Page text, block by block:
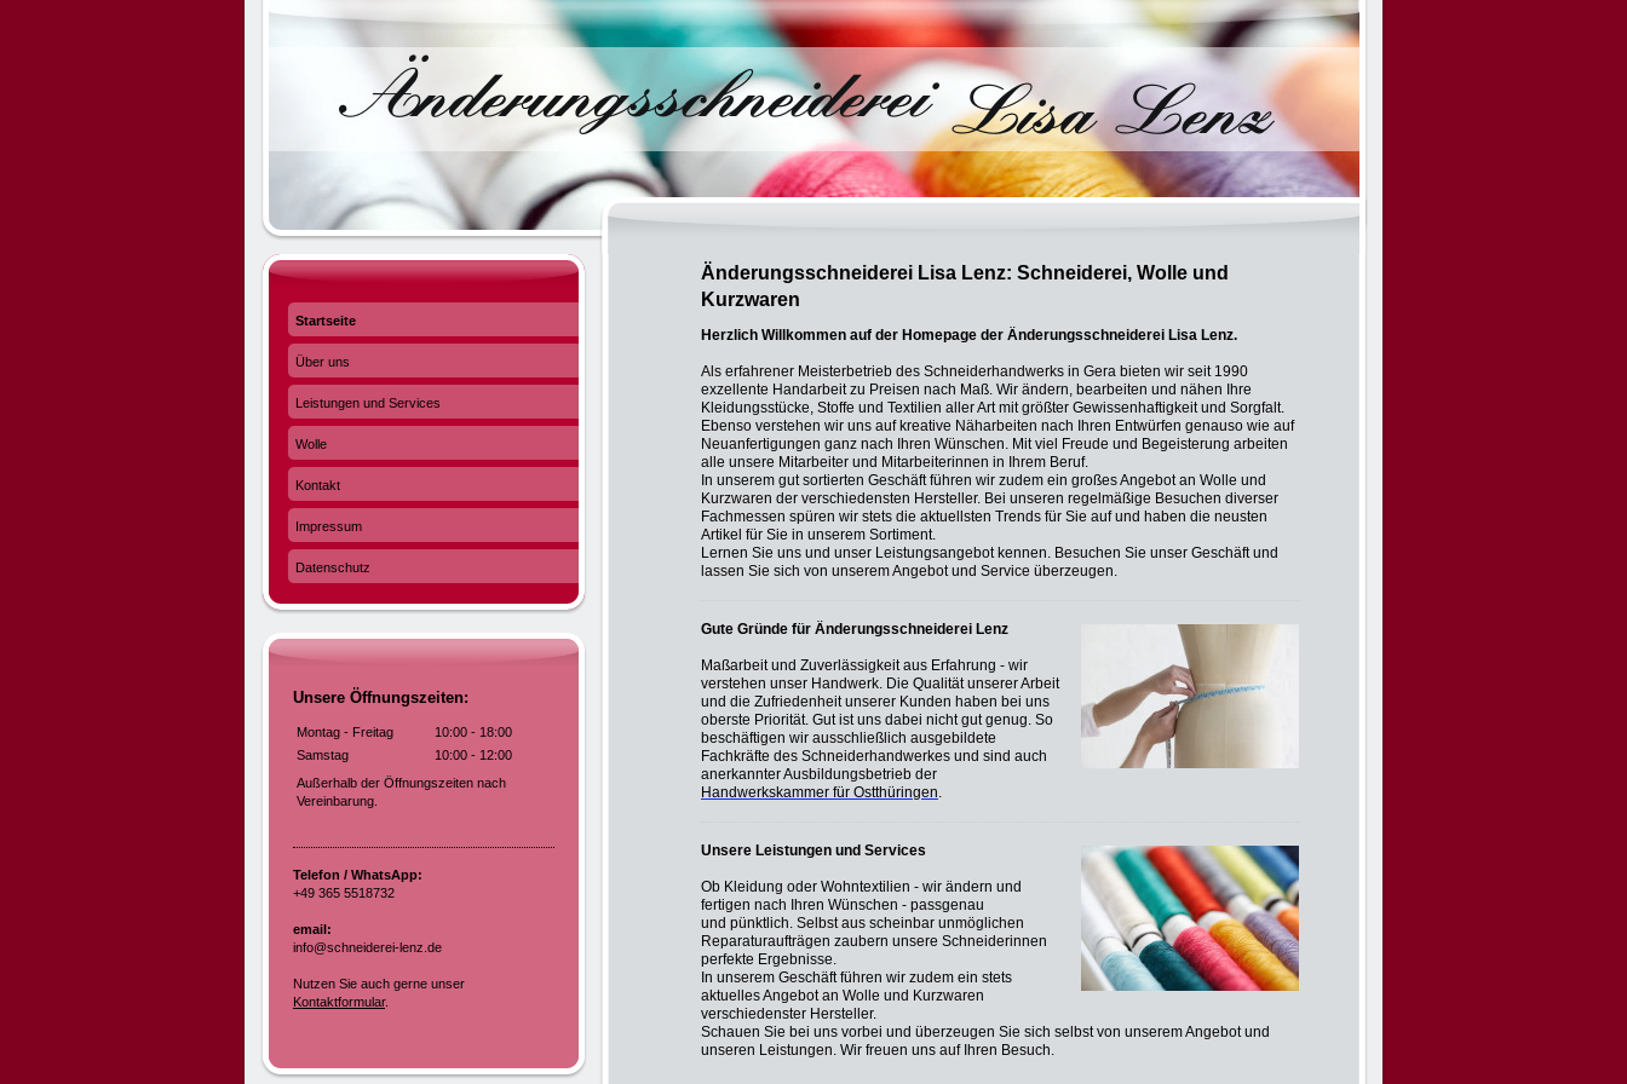
Änderungsschneiderei Lisa Lenz: Schneiderei, Wolle und
Kurzwaren
Herzlich Willkommen auf der Homepage der Änderungsschneiderei Lisa Lenz.
Als erfahrener Meisterbetrieb des Schneiderhandwerks in Gera bieten wir seit 1990
exzellente Handarbeit zu Preisen nach Maß. Wir ändern, bearbeiten und nähen Ihre
Kleidungsstücke, Stoffe und Textilien aller Art mit größter Gewissenhaftigkeit und Sorgfalt.
Ebenso verstehen wir uns auf kreative Näharbeiten nach Ihren Entwürfen genauso wie auf
Neuanfertigungen ganz nach Ihren Wünschen. Mit viel Freude und Begeisterung arbeiten
alle unsere Mitarbeiter und Mitarbeiterinnen in Ihrem Beruf.
In unserem gut sortierten Geschäft führen wir zudem ein großes Angebot an Wolle und
Kurzwaren der verschiedensten Hersteller. Bei unseren regelmäßige Besuchen diverser
Fachmessen spüren wir stets die aktuellsten Trends für Sie auf und haben die neusten
Artikel für Sie in unserem Sortiment.
Lernen Sie uns und unser Leistungsangebot kennen. Besuchen Sie unser Geschäft und
lassen Sie sich von unserem Angebot und Service überzeugen.
Gute Gründe für Änderungsschneiderei Lenz
Maßarbeit und Zuverlässigkeit aus Erfahrung - wir
verstehen unser Handwerk. Die Qualität unserer Arbeit
und die Zufriedenheit unserer Kunden haben bei uns
oberste Priorität. Gut ist uns dabei nicht gut genug. So
beschäftigen wir ausschließlich ausgebildete
Fachkräfte des Schneiderhandwerkes und sind auch
anerkannter Ausbildungsbetrieb der
Handwerkskammer für Ostthüringen.
Unsere Leistungen und Services
Ob Kleidung oder Wohntextilien - wir ändern und
fertigen nach Ihren Wünschen - passgenau
und pünktlich. Selbst aus scheinbar unmöglichen
Reparaturaufträgen zaubern unsere Schneiderinnen
perfekte Ergebnisse.
In unserem Geschäft führen wir zudem ein stets
aktuelles Angebot an Wolle und Kurzwaren
verschiedenster Hersteller.
Schauen Sie bei uns vorbei und überzeugen Sie sich selbst von unserem Angebot und
unseren Leistungen. Wir freuen uns auf Ihren Besuch.
Startseite
Über uns
Leistungen und Services
Wolle
Kontakt
Impressum
Datenschutz
Unsere Öffnungszeiten:
Montag - Freitag 10:00 - 18:00
Samstag
10:00 - 12:00
Außerhalb der Öffnungszeiten nach
Vereinbarung.
Telefon / WhatsApp:
+49 365 5518732
email:
info@schneiderei-lenz.de
Nutzen Sie auch gerne unser
Kontaktformular.